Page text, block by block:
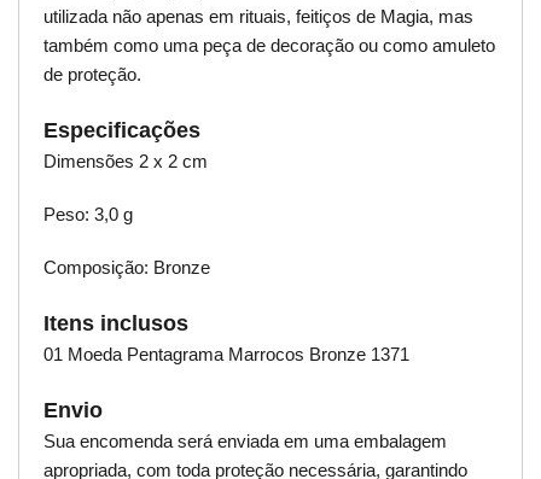
utilizada não apenas em rituais, feitiços de Magia, mas
também como uma peça de decoração ou como amuleto
de proteção.
Especificações
Dimensões 2 x 2 cm
Peso: 3,0 g
Composição: Bronze
Itens inclusos
01 Moeda Pentagrama Marrocos Bronze 1371
Envio
Sua encomenda será enviada em uma embalagem
apropriada, com toda proteção necessária, garantindo